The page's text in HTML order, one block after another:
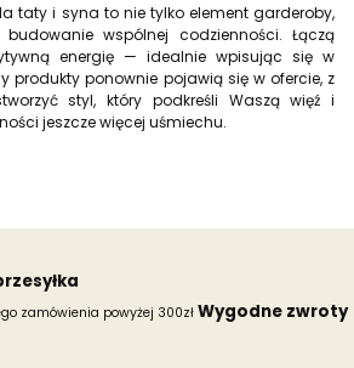
taty i syna to nie tylko element garderoby,
wspólnej codzienności. Łączą
energię — idealnie wpisując się w
produkty ponownie pojawią się w ofercie, z
styl, który podkreśli Waszą więź i
jeszcze więcej uśmiechu.
zamówienia powyżej 300zł Wygodne zwroty